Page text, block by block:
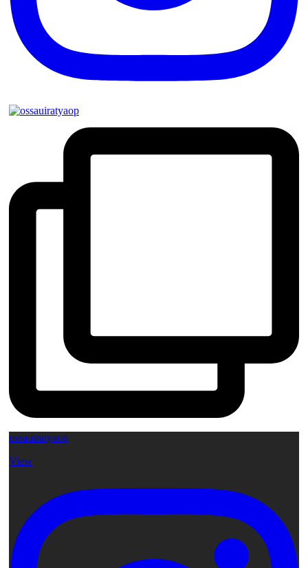
ossauiratyaop
View